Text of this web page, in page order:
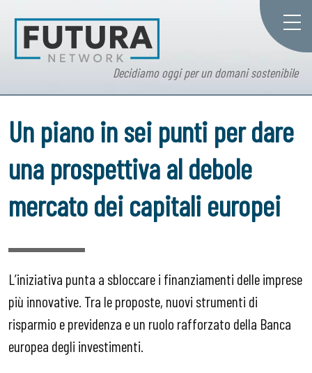
Decidiamo oggi per un domani sostenibile
Un piano in sei punti per dare
una prospettiva al debole
mercato dei capitali europei
L’iniziativa punta a sbloccare i finanziamenti delle imprese
più innovative. Tra le proposte, nuovi strumenti di
risparmio e previdenza e un ruolo rafforzato della Banca
europea degli investimenti.